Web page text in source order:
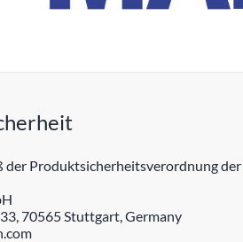
der Produktsicherheitsverordnung
70565 Stuttgart, Germany